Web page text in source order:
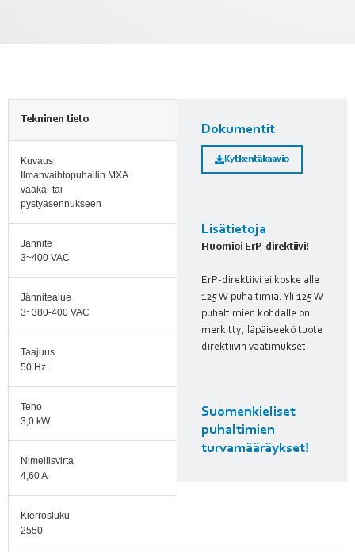
Tekninen tieto
Kuvaus
Ilmanvaihtopuhallin MXA
vaaka- tai
pystyasennukseen
Jännite
3~400 VAC
Jännitealue
3~380-400 VAC
Taajuus
50 Hz
Teho
3,0 kW
Nimellisvirta
4,60 A
Kierrosluku
2550
Dokumentit
Kytkentäkaavio
Lisätietoja
Huomioi ErP-direktiivi!
ErP-direktiivi ei koske alle
125 W puhaltimia. Yli 125 W
puhaltimien kohdalle on
merkitty, läpäiseekö tuote
direktiivin vaatimukset.
Suomenkieliset
puhaltimien
turvamääräykset!